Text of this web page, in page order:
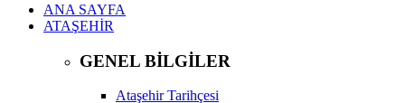
ANA SAYFA
ATAŞEHİR
GENEL BİLGİLER
Ataşehir Tarihçesi